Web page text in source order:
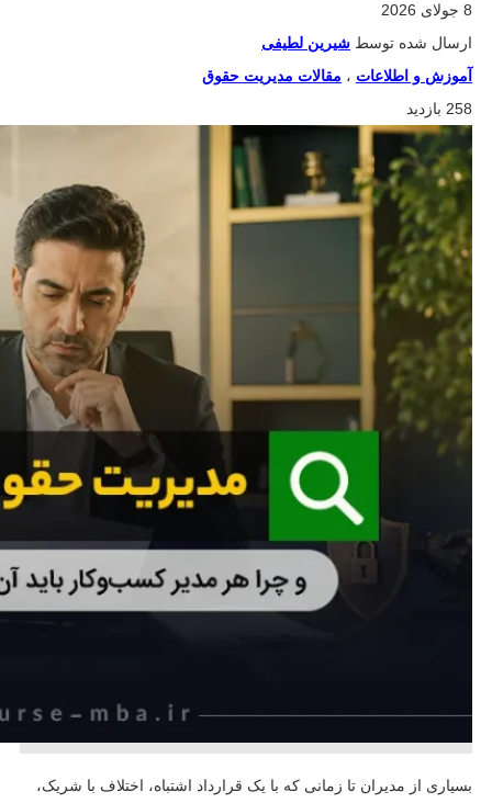
8 جولای 2026
ارسال شده توسط شیرین لطیفی
آموزش و اطلاعات ، مقالات مدیریت حقوق
258 بازدید
بسیاری از مدیران تا زمانی که با یک قرارداد اشتباه، اختلاف با شریک،